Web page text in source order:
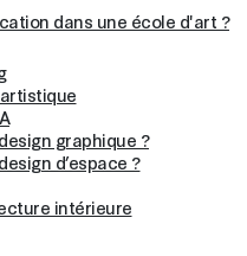
dans une école d'art ?
graphique ?
d’espace ?
intérieure